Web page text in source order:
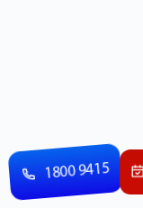
1800 9415